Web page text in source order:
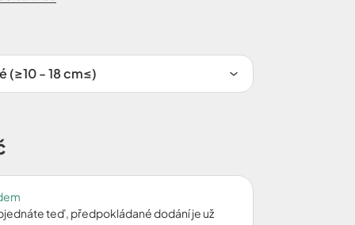
(≥10 - 18 cm≤)
teď, předpokládané dodání je už